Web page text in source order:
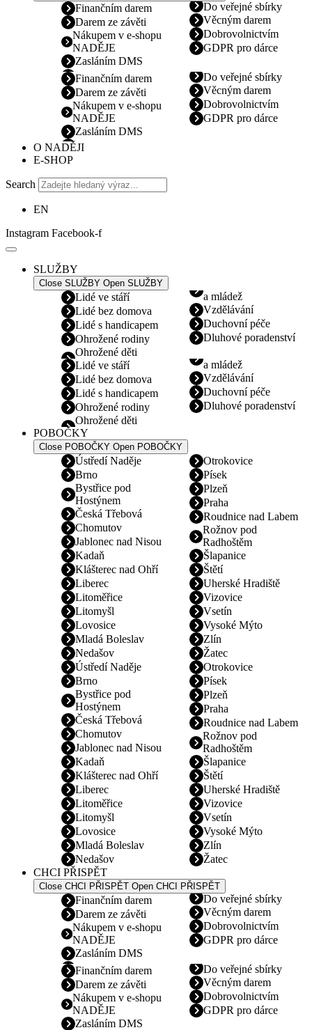
Finančním darem
Darem ze závěti
Nákupem v e-shopu
NADĚJE
Zasláním DMS
Do veřejné sbírky
Věcným darem
Dobrovolnictvím
GDPR pro dárce
Finančním darem
Darem ze závěti
Nákupem v e-shopu
NADĚJE
Zasláním DMS
Do veřejné sbírky
Věcným darem
Dobrovolnictvím
GDPR pro dárce
O NADĚJI
E-SHOP
Search
EN
Instagram Facebook-f
SLUŽBY
Close SLUŽBY Open SLUŽBY
Lidé ve stáří
Lidé bez domova
Lidé s handicapem
Ohrožené rodiny
Ohrožené děti
a mládež
Vzdělávání
Duchovní péče
Dluhové poradenství
Lidé ve stáří
Lidé bez domova
Lidé s handicapem
Ohrožené rodiny
Ohrožené děti
a mládež
Vzdělávání
Duchovní péče
Dluhové poradenství
POBOČKY
Close POBOČKY Open POBOČKY
Ústředí Naděje
Brno
Bystřice pod
Hostýnem
Česká Třebová
Chomutov
Jablonec nad Nisou
Kadaň
Klášterec nad Ohří
Liberec
Litoměřice
Litomyšl
Lovosice
Mladá Boleslav
Nedašov
Otrokovice
Písek
Plzeň
Praha
Roudnice nad Labem
Rožnov pod
Radhoštěm
Šlapanice
Štětí
Uherské Hradiště
Vizovice
Vsetín
Vysoké Mýto
Zlín
Žatec
Ústředí Naděje
Brno
Bystřice pod
Hostýnem
Česká Třebová
Chomutov
Jablonec nad Nisou
Kadaň
Klášterec nad Ohří
Liberec
Litoměřice
Litomyšl
Lovosice
Mladá Boleslav
Nedašov
Otrokovice
Písek
Plzeň
Praha
Roudnice nad Labem
Rožnov pod
Radhoštěm
Šlapanice
Štětí
Uherské Hradiště
Vizovice
Vsetín
Vysoké Mýto
Zlín
Žatec
CHCI PŘISPĚT
Close CHCI PŘISPĚT Open CHCI PŘISPĚT
Finančním darem
Darem ze závěti
Nákupem v e-shopu
NADĚJE
Zasláním DMS
Do veřejné sbírky
Věcným darem
Dobrovolnictvím
GDPR pro dárce
Finančním darem
Darem ze závěti
Nákupem v e-shopu
NADĚJE
Zasláním DMS
Do veřejné sbírky
Věcným darem
Dobrovolnictvím
GDPR pro dárce